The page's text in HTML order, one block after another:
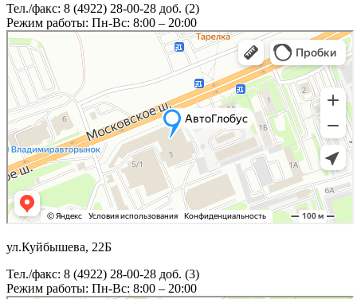
Тел./факс: 8 (4922) 28-00-28 доб. (2)
Режим работы: Пн-Вс: 8:00 – 20:00
ул.Куйбышева, 22Б
Тел./факс: 8 (4922) 28-00-28 доб. (3)
Режим работы: Пн-Вс: 8:00 – 20:00